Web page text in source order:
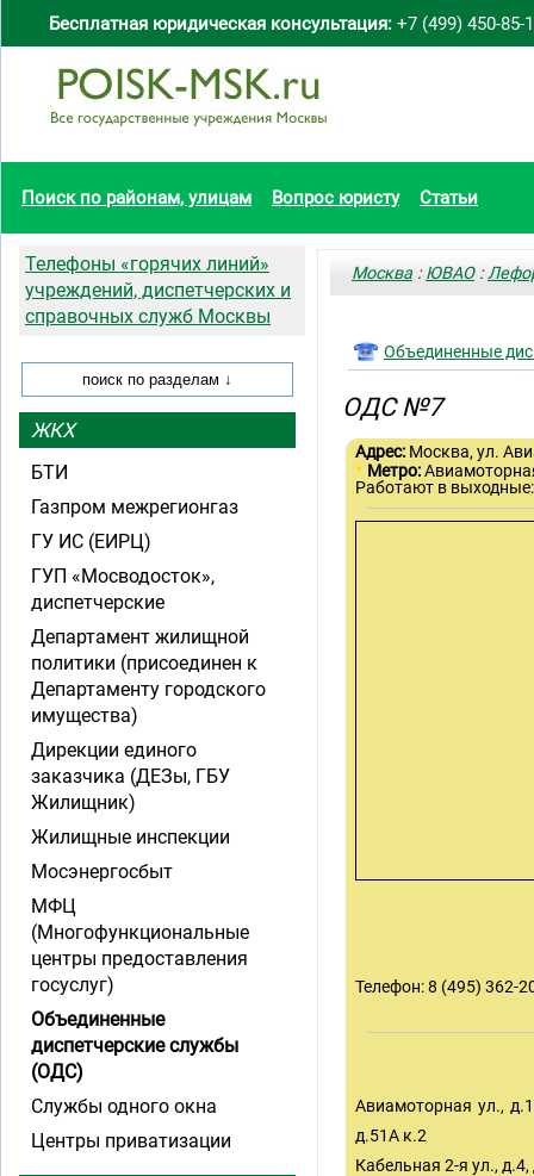
Бесплатная юридическая консультация: +7 (499) 450-85-
Поиск по районам, улицам Вопрос юристу Статьи
Москва :ЮВАО:
Объединенные
ОДС №7
Адрес: Москва, ул.
• Метро:
Работают в
Телефон: 8 (495) 362-
Авиамоторная ул.,
д.51А к.2
Кабельная 2-я ул.,
Телефоны «горячих линий»
учреждений, диспетчерских и
справочных служб Москвы
ЖКХ
БТИ
Газпром межрегионгаз
ГУ ИС (ЕИРЦ)
ГУП «Мосводосток»,
диспетчерские
Департамент жилищной
политики (присоединен к
Департаменту городского
имущества)
Дирекции единого
заказчика (ДЕЗы, ГБУ
Жилищник)
Жилищные инспекции
Мосэнергосбыт
МФЦ
(Многофункциональные
центры предоставления
госуслуг)
Объединенные
диспетчерские службы
(ОДС)
Службы одного окна
Центры приватизации